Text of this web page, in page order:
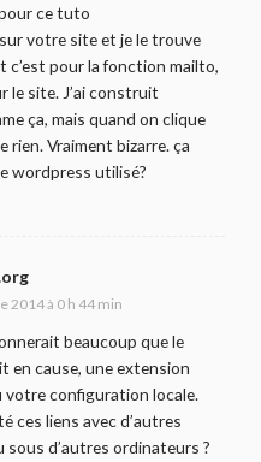
ce tuto
votre site et je le trouve
pour la fonction mailto,
le site. J’ai construit
ça, mais quand on clique
rien. Vraiment bizarre. ça
wordpress utilisé?
2014 à 0 h 44 min
beaucoup que le
en cause, une extension
votre configuration locale.
ces liens avec d’autres
sous d’autres ordinateurs ?